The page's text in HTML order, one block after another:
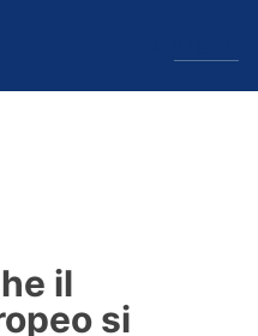
il
si